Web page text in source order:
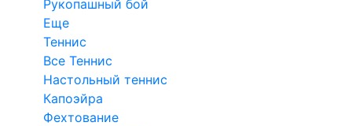
Рукопашный бой
Еще
Теннис
Все Теннис
Настольный теннис
Капоэйра
Фехтование